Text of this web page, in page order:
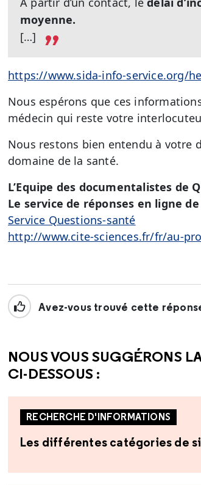
moyenne.
[…]
https://www.sida-info-service.org/
Nous espérons que ces
médecin qui reste votre
Nous restons bien entendu à votre
domaine de la santé.
L’Equipe des documentalistes de
Le service de réponses en ligne
Service Questions-santé
http://www.cite-sciences.fr/fr/au-
Avez-vous trouvé cette
NOUS VOUS SUGGÉRONS
CI-DESSOUS :
RECHERCHE D'INFORMATIONS
Les différentes catégories de